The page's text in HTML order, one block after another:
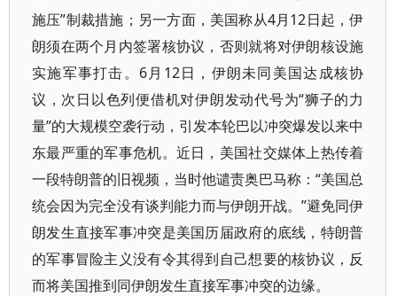
施压”制裁措施；另一方面，美国称从4月12日起，伊
朗须在两个月内签署核协议，否则就将对伊朗核设施
实施军事打击。6月12日，伊朗未同美国达成核协
议，次日以色列便借机对伊朗发动代号为“狮子的力
量”的大规模空袭行动，引发本轮巴以冲突爆发以来中
东最严重的军事危机。近日，美国社交媒体上热传着
一段特朗普的旧视频，当时他谴责奥巴马称：“美国总
统会因为完全没有谈判能力而与伊朗开战。”避免同伊
朗发生直接军事冲突是美国历届政府的底线，特朗普
的军事冒险主义没有令其得到自己想要的核协议，反
而将美国推到同伊朗发生直接军事冲突的边缘。